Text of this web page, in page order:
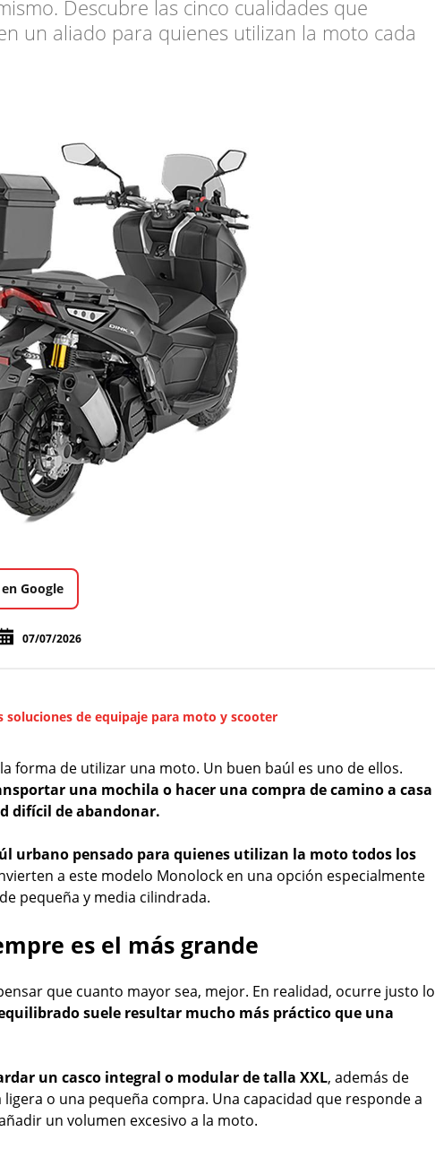
Descubre las cinco cualidades que
un aliado para quienes utilizan la moto cada
Google
07/07/2026
soluciones de equipaje para moto y scooter
forma de utilizar una moto. Un buen baúl es uno de ellos.
una mochila o hacer una compra de camino a casa
difícil de abandonar.
urbano pensado para quienes utilizan la moto todos los
a este modelo Monolock en una opción especialmente
pequeña y media cilindrada.
es el más grande
que cuanto mayor sea, mejor. En realidad, ocurre justo lo
suele resultar mucho más práctico que una
un casco integral o modular de talla XXL, además de
o una pequeña compra. Una capacidad que responde a
un volumen excesivo a la moto.